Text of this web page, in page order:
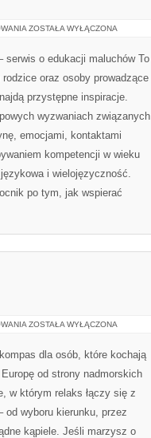
PORADY
ZOSTAŁA WYŁĄCZONA
serwis o edukacji maluchów To
oraz osoby prowadzące
przystępne inspiracje.
wyzwaniach związanych
emocjami, kontaktami
kompetencji w wieku
i wielojęzyczność.
po tym, jak wspierać
TROPIKI
ZOSTAŁA WYŁĄCZONA
dla osób, które kochają
od strony nadmorskich
w którym relaks łączy się z
od wyboru kierunku, przez
kąpiele. Jeśli marzysz o